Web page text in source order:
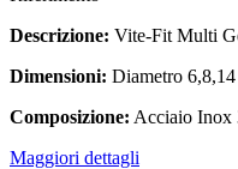
Descrizione: Vite-Fit Multi
Dimensioni: Diametro
Composizione: Acciaio Inox
Maggiori dettagli